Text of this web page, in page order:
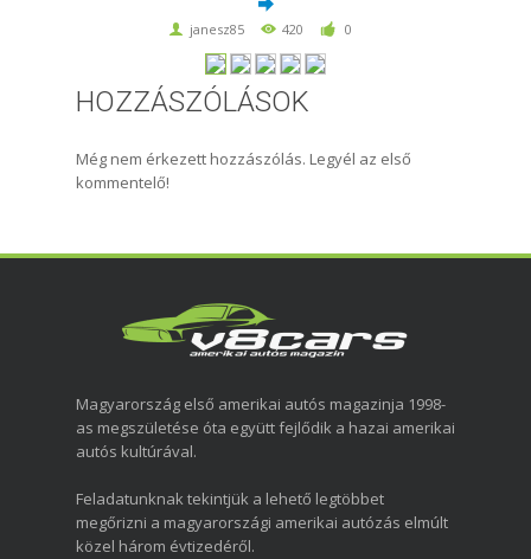
janesz85 420 0
HOZZÁSZÓLÁSOK
Még nem érkezett hozzászólás. Legyél az első
kommentelő!
Magyarország első amerikai autós magazinja 1998-
as megszületése óta együtt fejlődik a hazai amerikai
autós kultúrával.
Feladatunknak tekintjük a lehető legtöbbet
megőrizni a magyarországi amerikai autózás elmúlt
közel három évtizedéről.